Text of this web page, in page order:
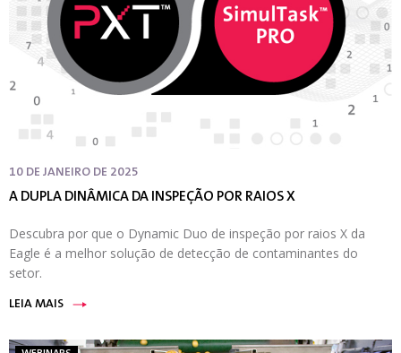
10 DE JANEIRO DE 2025
A DUPLA DINÂMICA DA INSPEÇÃO POR RAIOS X
Descubra por que o Dynamic Duo de inspeção por raios X da
Eagle é a melhor solução de detecção de contaminantes do
setor.
LEIA MAIS